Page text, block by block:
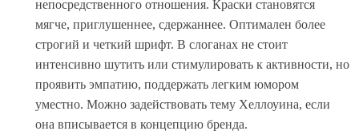
непосредственного отношения. Краски становятся
мягче, приглушеннее, сдержаннее. Оптимален более
строгий и четкий шрифт. В слоганах не стоит
интенсивно шутить или стимулировать к активности, но
проявить эмпатию, поддержать легким юмором
уместно. Можно задействовать тему Хеллоуина, если
она вписывается в концепцию бренда.